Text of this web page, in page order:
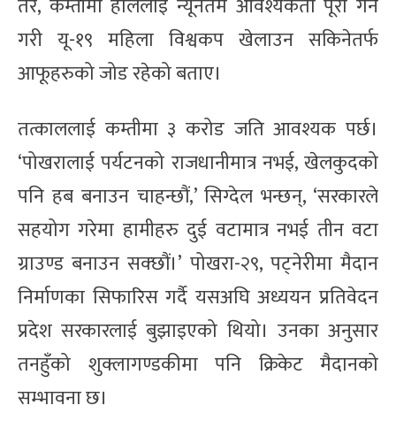
गरी यू-१९ महिला विश्वकप खेलाउन सकिनेतर्फ
आफूहरुको जोड रहेको बताए।
तत्काललाई कम्तीमा ३ करोड जति आवश्यक पर्छ।
‘पोखरालाई पर्यटनको राजधानीमात्र नभई, खेलकुदको
पनि हब बनाउन चाहन्छौं,’ सिग्देल भन्छन्, ‘सरकारले
सहयोग गरेमा हामीहरु दुई वटामात्र नभई तीन वटा
ग्राउण्ड बनाउन सक्छौं।’ पोखरा-२९, पट्नेरीमा मैदान
निर्माणका सिफारिस गर्दै यसअघि अध्ययन प्रतिवेदन
प्रदेश सरकारलाई बुझाइएको थियो। उनका अनुसार
तनहुँको शुक्लागण्डकीमा पनि क्रिकेट मैदानको
सम्भावना छ।